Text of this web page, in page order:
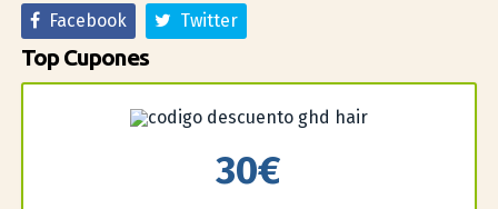
Facebook
Twitter
Top Cupones
30€